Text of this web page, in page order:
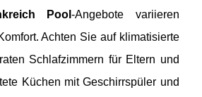
Pool-Angebote variieren
Achten Sie auf klimatisierte
Schlafzimmern für Eltern und
Küchen mit Geschirrspüler und